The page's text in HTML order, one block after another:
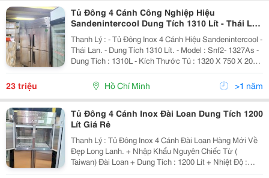
Tủ Đông 4 Cánh Công Nghiệp Hiệu
Sandenintercool Dung Tích 1310 Lít - Thái Lan
Đẹp Lung Linh
Thanh Lý : - Tủ Đông Inox 4 Cánh Hiệu Sandenintercool -
Thái Lan. - Dung Tích 1310 Lít. - Model : Snf2- 1327As -
Dung Tích : 1310L - Kích Thước Tủ : 1320 X 750 X 2000
(Mm) - Trọng Lượng: 149Kg - Máy Nén Khí (Hp) 3/4 -
Nhiệt Độ: (...
23 triệu Hồ Chí Minh >1 năm
Tủ Đông 4 Cánh Inox Đài Loan Dung Tích 1200
Lít Giá Rẻ
Thanh Lý : Tủ Đông Inox 4 Cánh Đài Loan Hàng Mới Về
Đẹp Long Lanh. + Nhập Khẩu Nguyên Chiếc Từ (
Taiwan) Đài Loan + Dung Tích : 1200 Lít + Nhiệt Độ :
(-18&Deg;C) + Kích Thước : 1212 X 800 X 2040 + Công